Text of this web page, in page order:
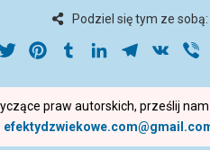
Podziel się tym ze sobą:
Twitter PinterestTumblrLinkedInTelegram
VK
praw autorskich, prześlij